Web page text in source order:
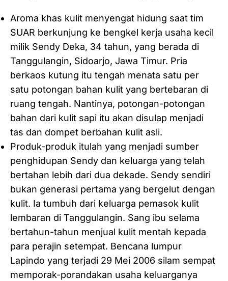
Aroma khas kulit menyengat hidung saat tim
SUAR berkunjung ke bengkel kerja usaha kecil
milik Sendy Deka, 34 tahun, yang berada di
Tanggulangin, Sidoarjo, Jawa Timur. Pria
berkaos kutung itu tengah menata satu per
satu potongan bahan kulit yang bertebaran di
ruang tengah. Nantinya, potongan-potongan
bahan dari kulit sapi itu akan disulap menjadi
tas dan dompet berbahan kulit asli.
Produk-produk itulah yang menjadi sumber
penghidupan Sendy dan keluarga yang telah
bertahan lebih dari dua dekade. ‎Sendy sendiri
bukan generasi pertama yang bergelut dengan
kulit. Ia tumbuh dari keluarga pemasok kulit
lembaran di Tanggulangin. Sang ibu selama
bertahun-tahun menjual kulit mentah kepada
para perajin setempat. Bencana lumpur
Lapindo yang terjadi 29 Mei 2006 silam sempat
memporak-porandakan usaha keluarganya